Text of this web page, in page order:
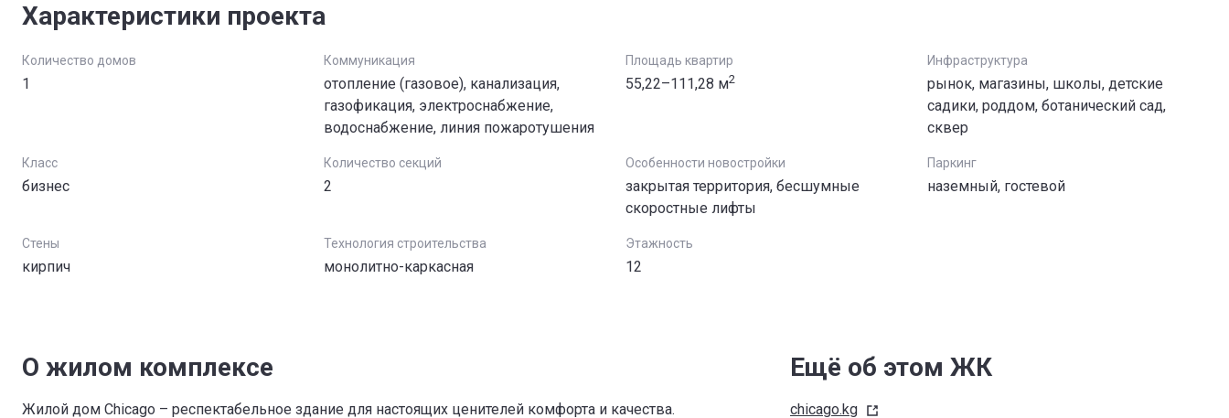
Характеристики проекта
Количество домов
1
Коммуникация
отопление (газовое), канализация,
газофикация, электроснабжение,
водоснабжение, линия пожаротушения
Площадь квартир
55,22–111,28 м2
Инфраструктура
рынок, магазины, школы, детские
садики, роддом, ботанический сад,
сквер
Класс
бизнес
Количество секций
2
Особенности новостройки
закрытая территория, бесшумные
скоростные лифты
Паркинг
наземный, гостевой
Стены
кирпич
Технология строительства
монолитно-каркасная
Этажность
12
О жилом комплексе
Жилой дом Chicago – респектабельное здание для настоящих ценителей комфорта и качества.
Ещё об этом ЖК
chicago.kg